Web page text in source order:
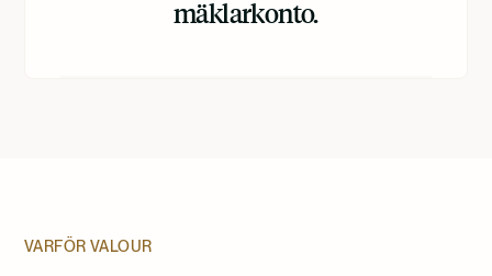
mäklarkonto.
VARFÖR VALOUR